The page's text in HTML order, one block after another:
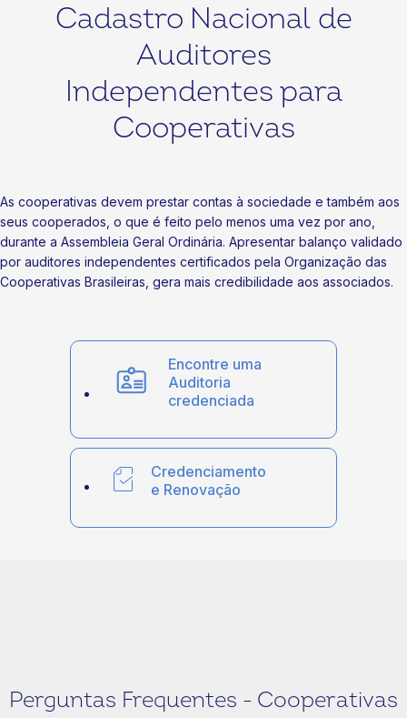
Cadastro Nacional de
Auditores
Independentes para
Cooperativas
As cooperativas devem prestar contas à sociedade e também aos
seus cooperados, o que é feito pelo menos uma vez por ano,
durante a Assembleia Geral Ordinária. Apresentar balanço validado
por auditores independentes certificados pela Organização das
Cooperativas Brasileiras, gera mais credibilidade aos associados.
Encontre uma
Auditoria
credenciada
Credenciamento
e Renovação
Perguntas Frequentes - Cooperativas